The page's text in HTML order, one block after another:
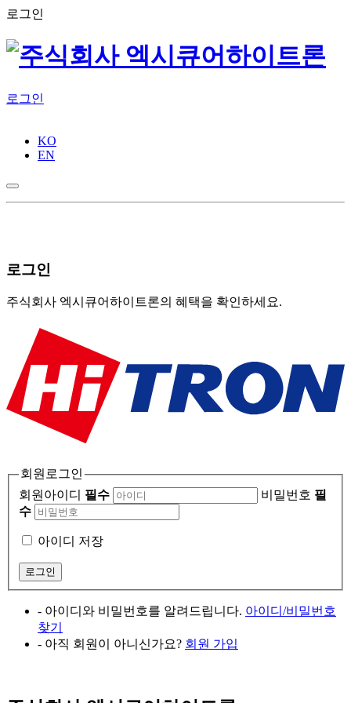
로그인
로그인
KO
EN
로그인
주식회사 엑시큐어하이트론의 혜택을 확인하세요.
회원로그인
회원아이디 필수 비밀번호 필
수
아이디 저장
- 아이디와 비밀번호를 알려드립니다. 아이디/비밀번호
찾기
- 아직 회원이 아니신가요? 회원 가입